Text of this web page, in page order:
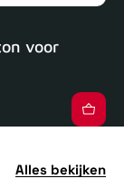
voor
Alles bekijken